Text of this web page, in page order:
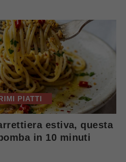
PIATTI
estiva, questa
in 10 minuti